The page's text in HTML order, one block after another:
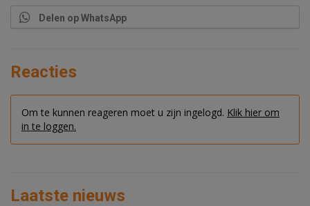
Delen op WhatsApp
Reacties
Om te kunnen reageren moet u zijn ingelogd. Klik hier om
in te loggen.
Laatste nieuws